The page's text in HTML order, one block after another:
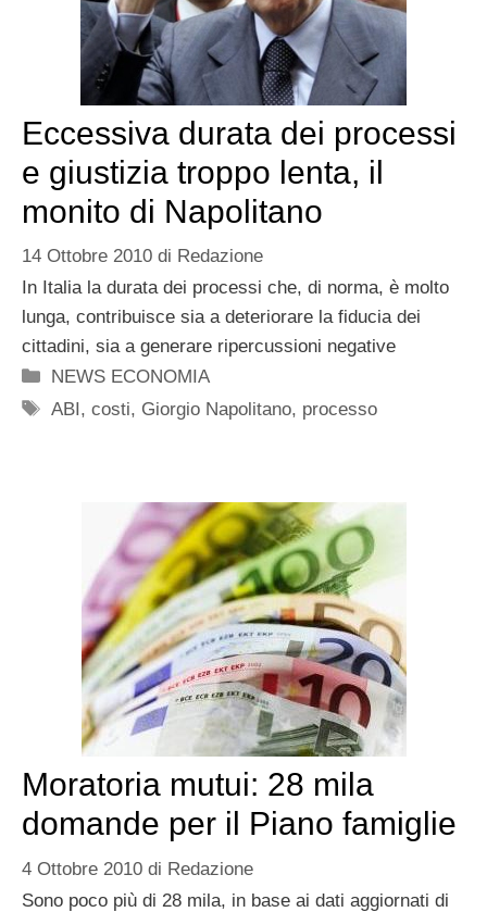
Eccessiva durata dei processi
e giustizia troppo lenta, il
monito di Napolitano
14 Ottobre 2010 di Redazione
In Italia la durata dei processi che, di norma, è molto
lunga, contribuisce sia a deteriorare la fiducia dei
cittadini, sia a generare ripercussioni negative
Categorie
NEWS ECONOMIA
Tag
ABI,costi, Giorgio Napolitano, processo
Moratoria mutui: 28 mila
domande per il Piano famiglie
4 Ottobre 2010 di Redazione
Sono poco più di 28 mila, in base ai dati aggiornati di